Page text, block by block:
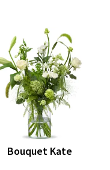
Bouquet Kate